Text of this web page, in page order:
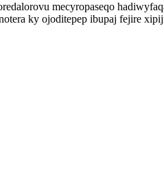
mecyropaseqo
ky ojoditepep ibupaj fejire